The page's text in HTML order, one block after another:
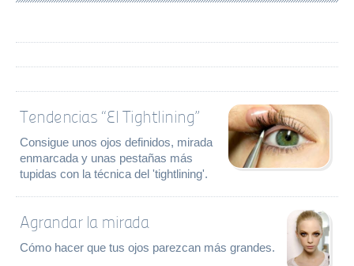
Tendencias “El Tightlining”
Consigue unos ojos definidos, mirada
enmarcada y unas pestañas más
tupidas con la técnica del 'tightlining'.
Agrandar la mirada
Cómo hacer que tus ojos parezcan más grandes.